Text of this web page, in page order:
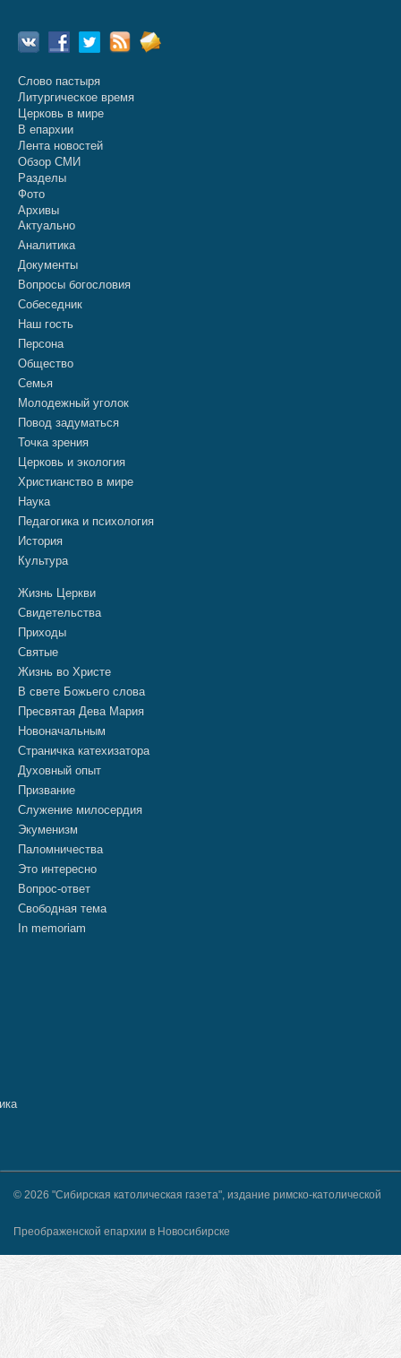
Слово пастыря
Литургическое время
Церковь в мире
В епархии
Лента новостей
Обзор СМИ
Разделы
Фото
Архивы
Актуально
Аналитика
Документы
Вопросы богословия
Собеседник
Наш гость
Персона
Общество
Семья
Молодежный уголок
Повод задуматься
Точка зрения
Церковь и экология
Христианство в мире
Наука
Педагогика и психология
История
Культура
Жизнь Церкви
Свидетельства
Приходы
Святые
Жизнь во Христе
В свете Божьего слова
Пресвятая Дева Мария
Новоначальным
Страничка катехизатора
Духовный опыт
Призвание
Служение милосердия
Экуменизм
Паломничества
Это интересно
Вопрос-ответ
Свободная тема
In memoriam
© 2026 "Сибирская католическая газета", издание римско-католической
Преображенской епархии в Новосибирске